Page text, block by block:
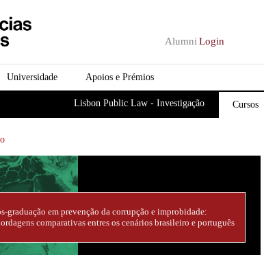
Alumni Login
Apoios e Prémios
Universidade
Cursos
Lisbon Public Law - Investigação
graduação em prevenção da corrupção e improbidade:
comparativas entres os cenários brasileiro e português